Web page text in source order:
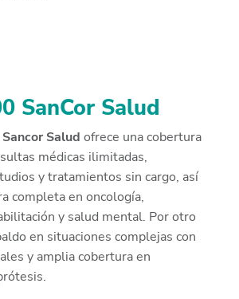
SanCor Salud
Sancor Salud ofrece una cobertura
médicas ilimitadas,
y tratamientos sin cargo, así
completa en oncología,
y salud mental. Por otro
en situaciones complejas con
y amplia cobertura en